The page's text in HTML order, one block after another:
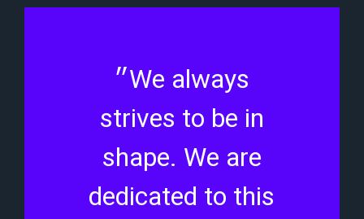
״We always
strives to be in
shape. We are
dedicated to this